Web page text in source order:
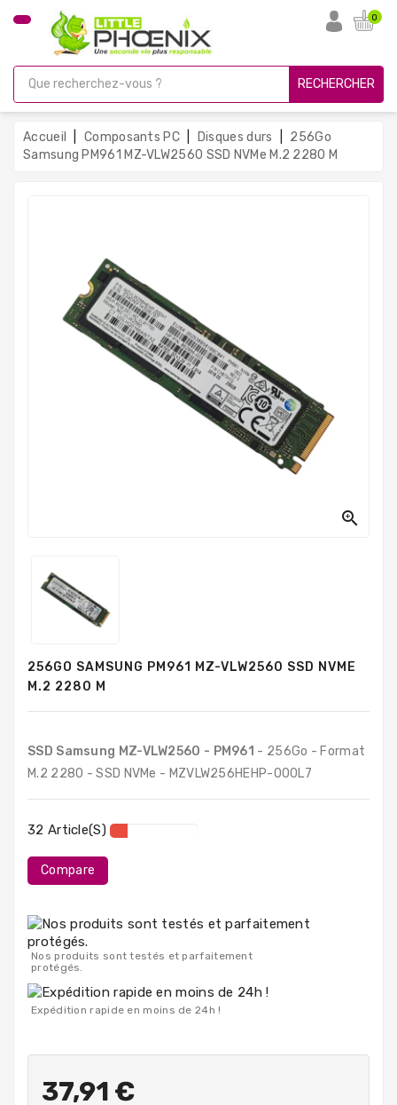
CATÉGORIE
Gamer
Unités
Centrales
Reconditionnées
Processeurs
Mémoires
Disques
Durs
PC
Portables
Destockage
0
RECHERCHER
Accueil Composants PC Disques durs
256Go
Samsung PM961 MZ-VLW2560 SSD NVMe M.2 2280 M

256GO SAMSUNG PM961 MZ-VLW2560 SSD NVME
M.2 2280 M
SSD Samsung MZ-VLW2560 - PM961 - 256Go - Format
M.2 2280 - SSD NVMe - MZVLW256HEHP-000L7
32 Article(s)
Compare
Nos produits sont testés et parfaitement
protégés.
Expédition rapide en moins de 24h !
37,91 €